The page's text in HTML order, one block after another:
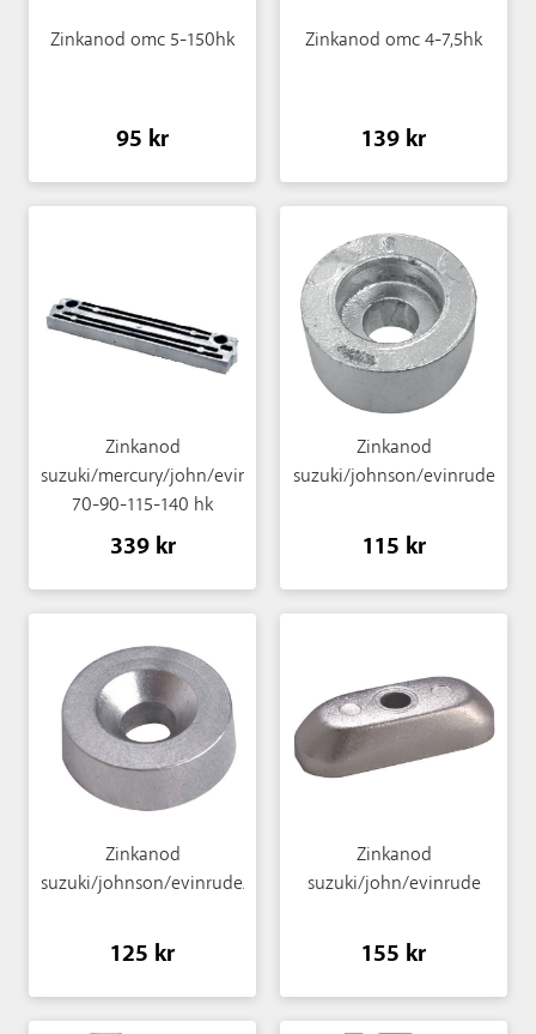
Zinkanod omc 5-150hk
95 kr
Zinkanod omc 4-7,5hk
139 kr
Zinkanod
suzuki/mercury/john/evin
70-90-115-140 hk
339 kr
Zinkanod
suzuki/johnson/evinrude
115 kr
Zinkanod
suzuki/johnson/evinrude/mercury/tohatsu
125 kr
Zinkanod
suzuki/john/evinrude
155 kr